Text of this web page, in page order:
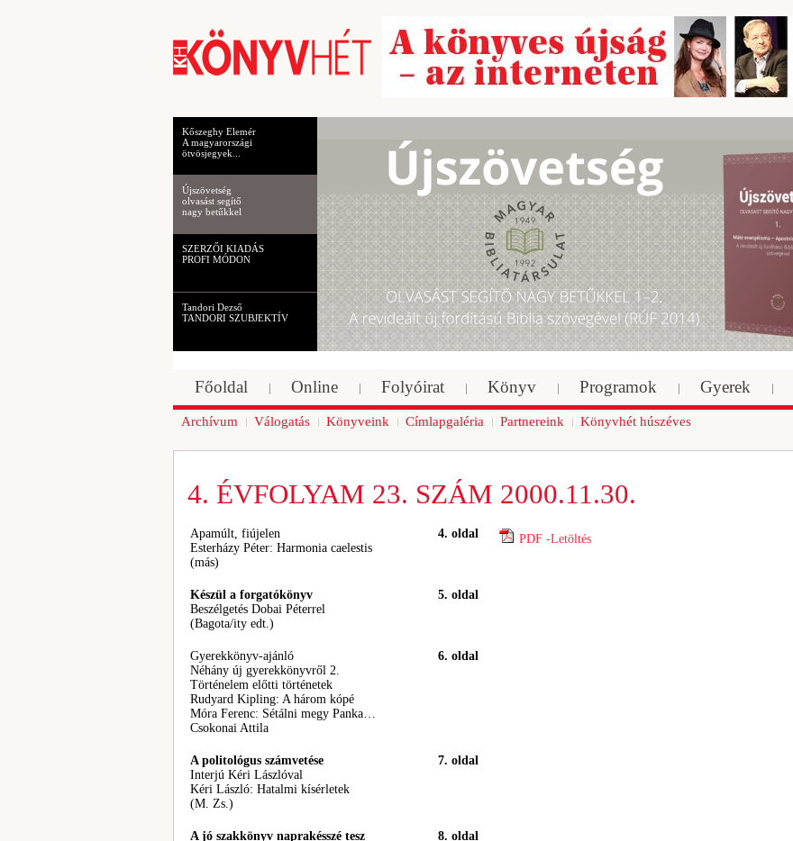
Kőszeghy Elemér
A magyarországi
ötvösjegyek...
Újszövetség
olvasást segítő
nagy betűkkel
SZERZŐI KIADÁS
PROFI MÓDON
Tandori Dezső
TANDORI SZUBJEKTÍV
Főoldal Online Folyóirat Könyv Programok Gyerek
Archívum Válogatás Könyveink Címlapgaléria Partnereink Könyvhét húszéves
4. ÉVFOLYAM 23. SZÁM 2000.11.30.
Apamúlt, fiújelen
Esterházy Péter: Harmonia caelestis
(más)
4. oldal PDF -Letöltés
Készül a forgatókönyv
Beszélgetés Dobai Péterrel
(Bagota/ity edt.)
5. oldal
Gyerekkönyv-ajánló
Néhány új gyerekkönyvről 2.
Történelem előtti történetek
Rudyard Kipling: A három kópé
Móra Ferenc: Sétálni megy Panka…
Csokonai Attila
6. oldal
A politológus számvetése
Interjú Kéri Lászlóval
Kéri László: Hatalmi kísérletek
(M. Zs.)
7. oldal
A jó szakkönyv naprakésszé tesz
8. oldal